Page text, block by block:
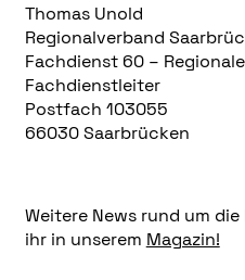
Thomas Unold
Regionalverband
Fachdienst 60 –
Fachdienstleiter
Postfach 103055
66030 Saarbrücken
Weitere News rund um
ihr in unserem Magazin!